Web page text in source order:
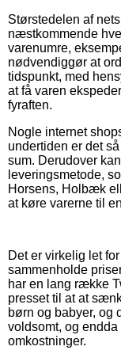
Størstedelen af
næstkommende
varenumre,
nødvendiggør at
tidspunkt, med
at få varen
fyraften.
Nogle internet
undertiden er det
sum. Derudover
leveringsmetode,
Horsens, Holbæk
at køre varerne til
Det er virkelig let
sammenholde
har en lang række
presset til at at
børn og babyer, og
voldsomt, og
omkostninger.